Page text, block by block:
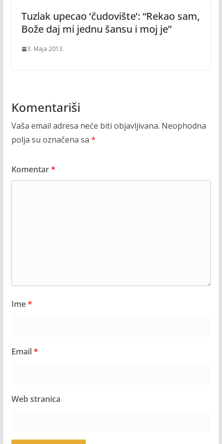
Tuzlak upecao ‘čudovište’: “Rekao sam,
Bože daj mi jednu šansu i moj je”
3. Maja 2013.
Komentariši
Vaša email adresa neće biti objavljivana. Neophodna
polja su označena sa *
Komentar*
Ime*
Email*
Web stranica